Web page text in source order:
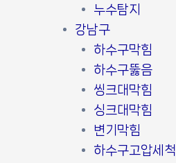
누수탐지
강남구
하수구막힘
하수구뚫음
씽크대막힘
싱크대막힘
변기막힘
하수구고압세척